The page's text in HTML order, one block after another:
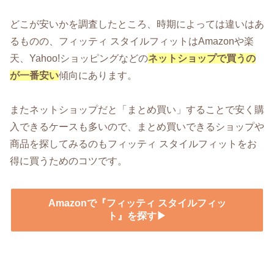
どこが安いかを調査したところ、時期によっては違いはあ
るものの、フィッティ スタイルフィットはAmazonや楽
天、Yahoo!ショッピングなどのネットショップで買うの
が一番安い傾向にあります。
またネットショップだと「まとめ買い」することで安く購
入できるケースも多いので、まとめ買いできるショップや
商品を探してみるのもフィッティ スタイルフィットをお
得に買うためのコツです。
Amazonで『フィッティ スタイルフィッ
ト』を探す▶